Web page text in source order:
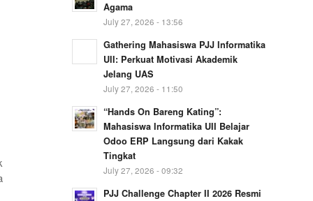
Agama
July 27, 2026 - 13:56
Gathering Mahasiswa PJJ Informatika
UII: Perkuat Motivasi Akademik
Jelang UAS
July 27, 2026 - 11:50
“Hands On Bareng Kating”:
Mahasiswa Informatika UII Belajar
Odoo ERP Langsung dari Kakak
Tingkat
July 27, 2026 - 09:32
PJJ Challenge Chapter II 2026 Resmi